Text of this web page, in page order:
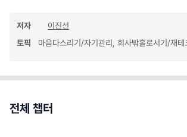
저자
이진선
토픽
마음다스리기/자기관리, 회사밖홀로서기/재테
전체 챕터